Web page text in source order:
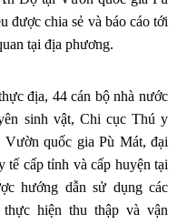
được chia sẻ và báo cáo tới
tại địa phương.
địa, 44 cán bộ nhà nước
sinh vật, Chi cục Thú y
quốc gia Pù Mát, đại
tế cấp tỉnh và cấp huyện tại
hướng dẫn sử dụng các
hiện thu thập và vận